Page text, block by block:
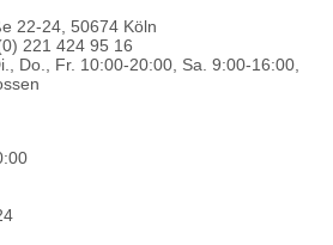
22-24, 50674 Köln
221 424 95 16
Do., Fr. 10:00-20:00, Sa. 9:00-16:00,